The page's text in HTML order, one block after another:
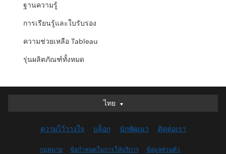
ฐานความรู้
การเรียนรู้และใบรับรอง
ความช่วยเหลือ Tableau
รุ่นผลิตภัณฑ์ทั้งหมด
ไทย
ไทย
English (UK)
English (US)
ความไว้วางใจ บล็อก นักพัฒนา ติดต่อเรา
กฎหมาย ข้อกำหนดในการให้บริการ ข้อมูลส่วนตัว